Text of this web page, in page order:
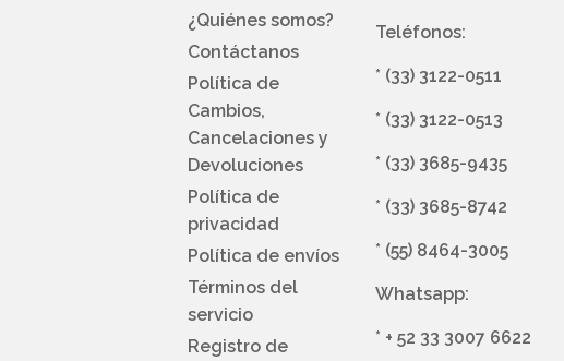
¿Quiénes somos?
Contáctanos
Política de
Cambios,
Cancelaciones y
Devoluciones
Política de
privacidad
Política de envíos
Términos del
servicio
Registro de
Teléfonos:
* (33) 3122-0511
* (33) 3122-0513
* (33) 3685-9435
* (33) 3685-8742
* (55) 8464-3005
Whatsapp:
* + 52 33 3007 6622